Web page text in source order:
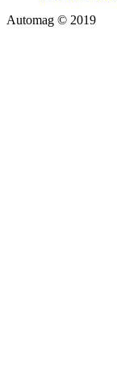
Automag © 2019